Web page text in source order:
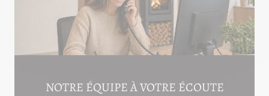
06.75.81.17.48
NOTRE ÉQUIPE À VOTRE ÉCOUTE